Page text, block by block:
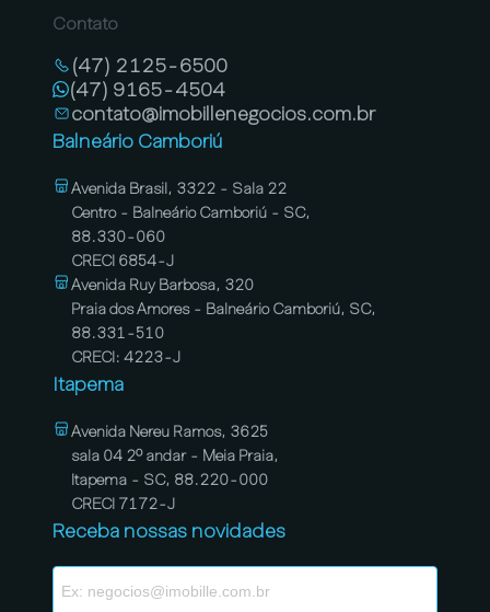
Contato
(47) 2125-6500
(47) 9165-4504
contato@imobillenegocios.com.br
Balneário Camboriú
Avenida Brasil, 3322 - Sala 22
Centro - Balneário Camboriú - SC,
88.330-060
CRECI 6854-J
Avenida Ruy Barbosa, 320
Praia dos Amores - Balneário Camboriú, SC,
88.331-510
CRECI: 4223-J
Itapema
Avenida Nereu Ramos, 3625
sala 04 2º andar - Meia Praia,
Itapema - SC, 88.220-000
CRECI 7172-J
Receba nossas novidades